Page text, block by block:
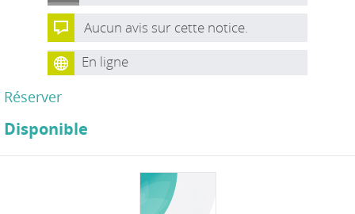
Aucun avis sur cette notice.
En ligne
Réserver
Disponible